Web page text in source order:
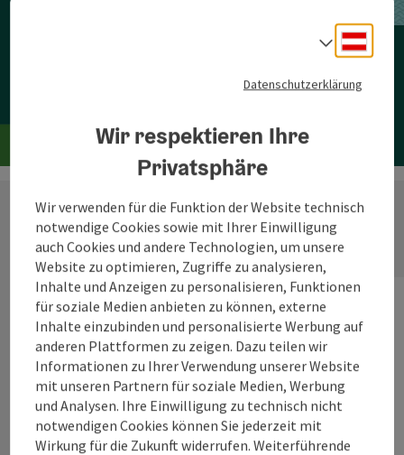
Jetzt deinen Urlaub planen!
Datenschutzerklärung
Wir respektieren Ihre
Privatsphäre
Wir verwenden für die Funktion der Website technisch
notwendige Cookies sowie mit Ihrer Einwilligung
auch Cookies und andere Technologien, um unsere
Website zu optimieren, Zugriffe zu analysieren,
Inhalte und Anzeigen zu personalisieren, Funktionen
für soziale Medien anbieten zu können, externe
Inhalte einzubinden und personalisierte Werbung auf
anderen Plattformen zu zeigen. Dazu teilen wir
Informationen zu Ihrer Verwendung unserer Website
mit unseren Partnern für soziale Medien, Werbung
und Analysen. Ihre Einwilligung zu technisch nicht
notwendigen Cookies können Sie jederzeit mit
Wirkung für die Zukunft widerrufen. Weiterführende